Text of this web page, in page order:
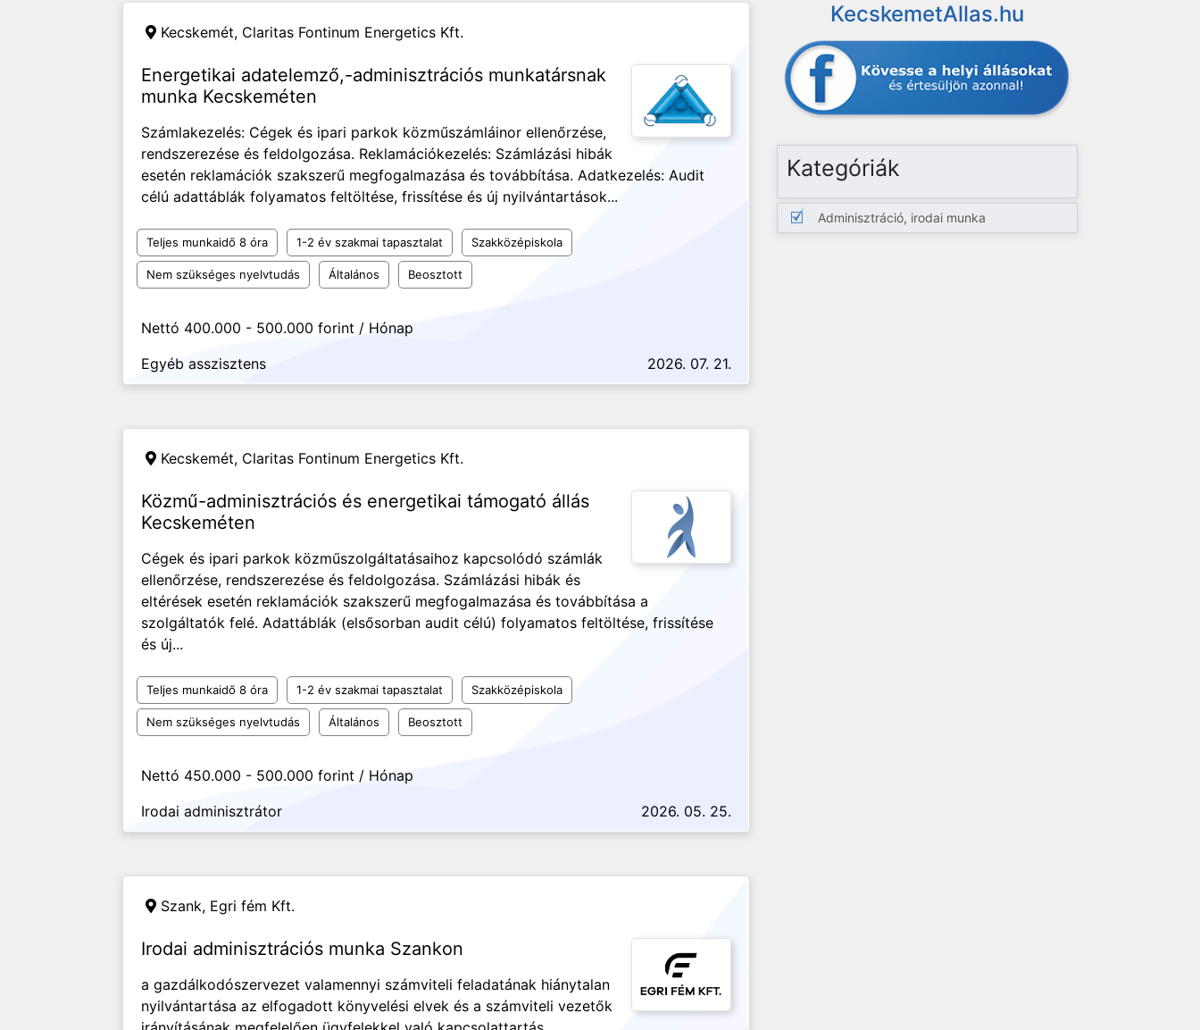
Kecskemét, Claritas Fontinum Energetics Kft.
Energetikai adatelemző,-adminisztrációs munkatársnak
munka Kecskeméten
Számlakezelés: Cégek és ipari parkok közműszámláinor ellenőrzése,
rendszerezése és feldolgozása. Reklamációkezelés: Számlázási hibák
esetén reklamációk szakszerű megfogalmazása és továbbítása. Adatkezelés: Audit
célú adattáblák folyamatos feltöltése, frissítése és új nyilvántartások...
Teljes munkaidő 8 óra 1-2 év szakmai tapasztalat Szakközépiskola
Nem szükséges nyelvtudás Általános Beosztott
Nettó 400.000 - 500.000 forint / Hónap
Egyéb asszisztens
2026. 07. 21.
Kecskemét, Claritas Fontinum Energetics Kft.
Közmű-adminisztrációs és energetikai támogató állás
Kecskeméten
Cégek és ipari parkok közműszolgáltatásaihoz kapcsolódó számlák
ellenőrzése, rendszerezése és feldolgozása. Számlázási hibák és
eltérések esetén reklamációk szakszerű megfogalmazása és továbbítása a
szolgáltatók felé. Adattáblák (elsősorban audit célú) folyamatos feltöltése, frissítése
és új...
Teljes munkaidő 8 óra 1-2 év szakmai tapasztalat Szakközépiskola
Nem szükséges nyelvtudás Általános Beosztott
Nettó 450.000 - 500.000 forint / Hónap
Irodai adminisztrátor
2026. 05. 25.
Szank, Egri fém Kft.
Irodai adminisztrációs munka Szankon
a gazdálkodószervezet valamennyi számviteli feladatának hiánytalan
nyilvántartása az elfogadott könyvelési elvek és a számviteli vezetők
KecskemetAllas.hu
Kategóriák
Adminisztráció, irodai munka